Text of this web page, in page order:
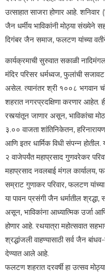
उत्साहात साजरा होणार आहे.
जैन धर्मीय भाविकांनी मोठ्या संख्येने
दिगंबर जैन समाज, फलटण यांच्या
कार्यक्रमाची सुरुवात सकाळी
मंदिर परिसर धर्मध्वज, फुलांची
असेल. त्यानंतर श्री १००८ भगवान
शहरात नगरप्रदक्षिणा करणार
रस्त्यांतून जाणार असून, भाविकांचा
३.०० वाजता शांतिनिकेतन,
आणि इतर धार्मिक विधी संपन्न होतील.
२ वाजेपर्यंत महाप्रसाद गुणवरेकर
महाप्रसाद नवलबाई मंगल
सम्राट गुणाकर परिवार, फलटण
या पावन प्रसंगी जैन धर्मातील
असून, भाविकांना आध्यात्मिक उर्जा
होणार आहे. रथयात्रा महोत्सवात
श्रद्धांजली वाहण्यासाठी सर्व जैन
देण्यात आले आहे.
फलटण शहरात दरवर्षी हा उत्सव